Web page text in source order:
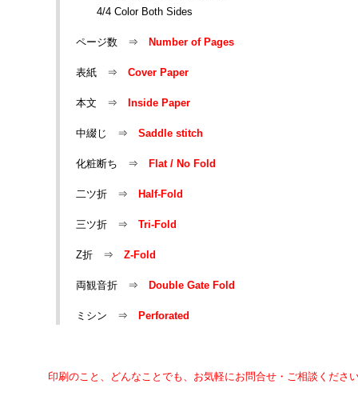
4/4 Color Both Sides
ページ数 ⇒ Number of Pages
表紙 ⇒ Cover Paper
本文 ⇒ Inside Paper
中綴じ ⇒ Saddle stitch
化粧断ち ⇒ Flat / No Fold
二ツ折 ⇒ Half-Fold
三ツ折 ⇒ Tri-Fold
Z折 ⇒ Z-Fold
両観音折 ⇒ Double Gate Fold
ミシン ⇒ Perforated
印刷のこと、どんなことでも、お気軽にお問合せ・ご相談くださ